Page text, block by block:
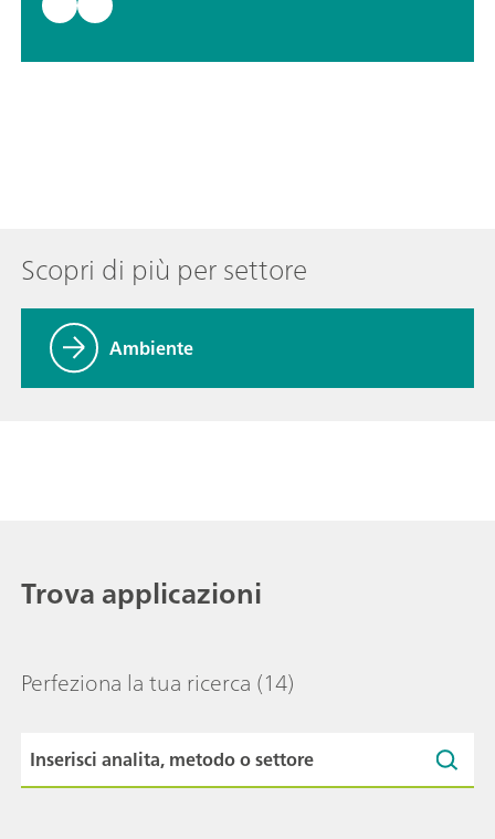
Scopri di più per settore
Ambiente
Trova applicazioni
Perfeziona la tua ricerca (14)